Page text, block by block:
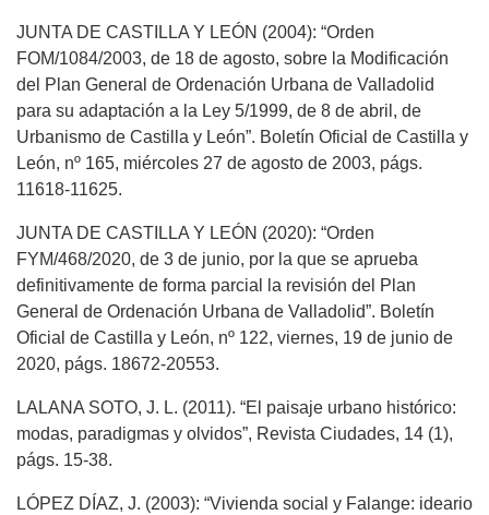
JUNTA DE CASTILLA Y LEÓN (2004): “Orden
FOM/1084/2003, de 18 de agosto, sobre la Modificación
del Plan General de Ordenación Urbana de Valladolid
para su adaptación a la Ley 5/1999, de 8 de abril, de
Urbanismo de Castilla y León”. Boletín Oficial de Castilla y
León, nº 165, miércoles 27 de agosto de 2003, págs.
11618-11625.
JUNTA DE CASTILLA Y LEÓN (2020): “Orden
FYM/468/2020, de 3 de junio, por la que se aprueba
definitivamente de forma parcial la revisión del Plan
General de Ordenación Urbana de Valladolid”. Boletín
Oficial de Castilla y León, nº 122, viernes, 19 de junio de
2020, págs. 18672-20553.
LALANA SOTO, J. L. (2011). “El paisaje urbano histórico:
modas, paradigmas y olvidos”, Revista Ciudades, 14 (1),
págs. 15-38.
LÓPEZ DÍAZ, J. (2003): “Vivienda social y Falange: ideario